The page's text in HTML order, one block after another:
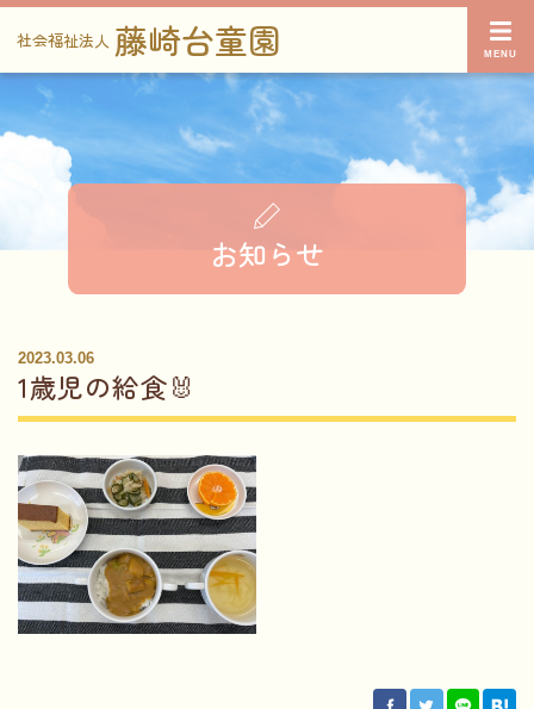
社会福祉法人 藤崎台童園
お知らせ
2023.03.06
1歳児の給食🐰